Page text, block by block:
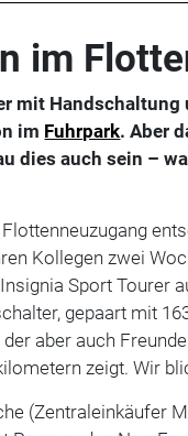
im
mit Handschaltung
im Fuhrpark. Aber
dies auch sein –
Kollegen zwei
Sport Tourer
gepaart mit
der aber auch
zeigt. Wir
(Zentraleinkäufer